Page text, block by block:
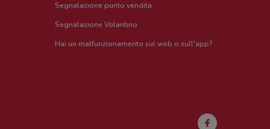
Segnalazione punto vendita
Segnalazione Volantino
Hai un malfunzionamento sul web o sull'app?